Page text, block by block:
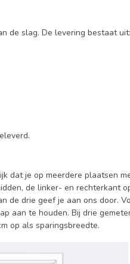
de slag. De levering bestaat uit:
dat je op meerdere plaatsen
de linker- en rechterkant
de drie geef je aan ons door.
aan te houden. Bij drie
op als sparingsbreedte.